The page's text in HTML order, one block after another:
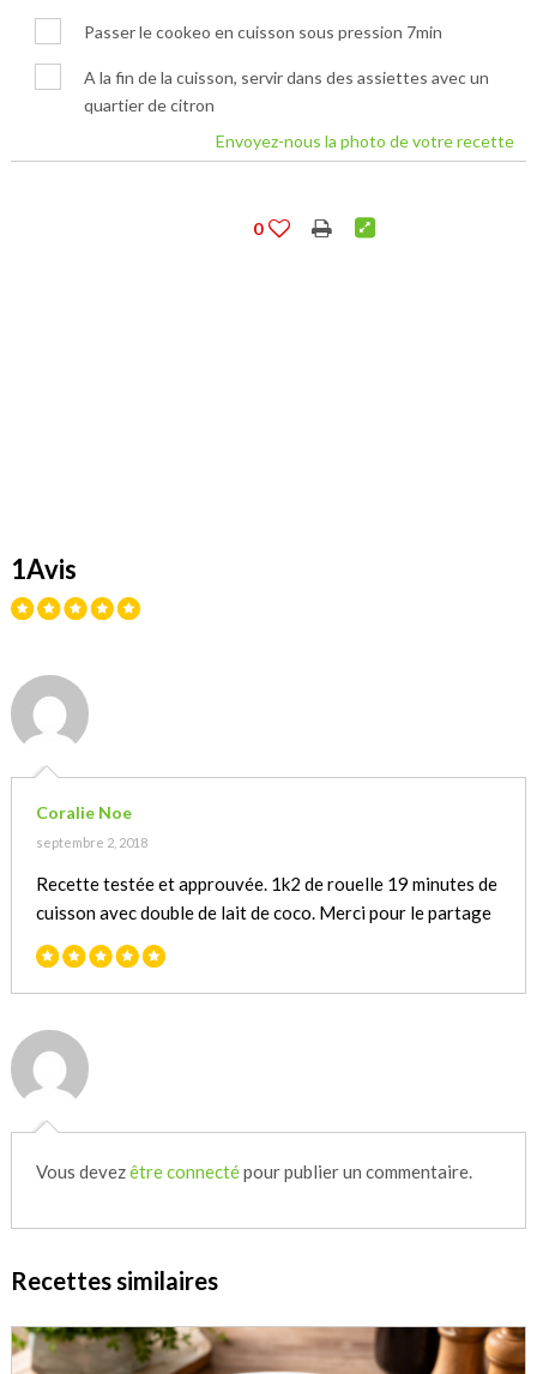
Passer le cookeo en cuisson sous pression 7min
A la fin de la cuisson, servir dans des assiettes avec un
quartier de citron
Envoyez-nous la photo de votre recette
0
1Avis
Coralie Noe
septembre 2, 2018
Recette testée et approuvée. 1k2 de rouelle 19 minutes de
cuisson avec double de lait de coco. Merci pour le partage
Vous devezêtre connectépour publier un commentaire.
Recettes similaires